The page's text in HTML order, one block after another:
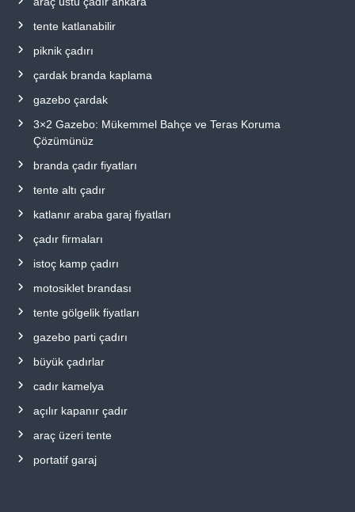
tente katlanabilir
piknik çadırı
çardak branda kaplama
gazebo çardak
3×2 Gazebo: Mükemmel Bahçe ve Teras Koruma
Çözümünüz
branda çadır fiyatları
tente altı çadır
katlanır araba garaj fiyatları
çadır firmaları
istoç kamp çadırı
motosiklet brandası
tente gölgelik fiyatları
gazebo parti çadırı
büyük çadırlar
cadır kamelya
açılır kapanır çadır
araç üzeri tente
portatif garaj